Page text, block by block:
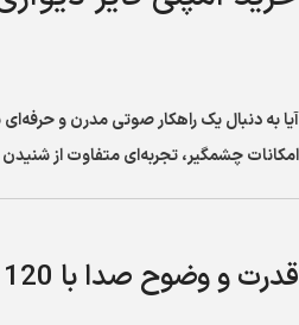
آیا به دنبال یک راهکار صوتی مدرن و
امکانات چشمگیر، تجربه‌ای متفاوت از
قدرت و وضوح صدا با 120 وات توان خروجی